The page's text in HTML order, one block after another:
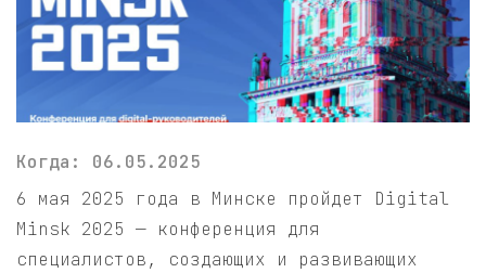
Когда: 06.05.2025
6 мая 2025 года в Минске пройдет Digital
Minsk 2025 — конференция для
специалистов, создающих и развивающих